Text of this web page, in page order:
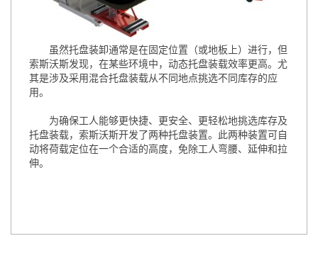
虽然托盘装卸通常是在固定位置（或地板上）进行，但
索斯沃斯发现，在某些环境中，动态托盘装载效率更高。尤
其是涉及采用混合托盘装载从不同地点挑选不同库存的应
用。
为确保工人能够更快捷、更安全、更轻松地挑选库存及
托盘装载，索斯沃斯开发了两种托盘装置。此两种装置可自
动将荷载定位在一个合适的高度，免除工人弯腰、延伸和拉
伸。